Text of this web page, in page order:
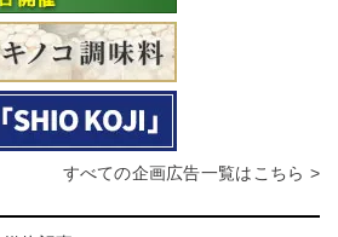
すべての企画広告一覧はこちら >